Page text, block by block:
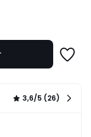
liste
3,6/5 (26)